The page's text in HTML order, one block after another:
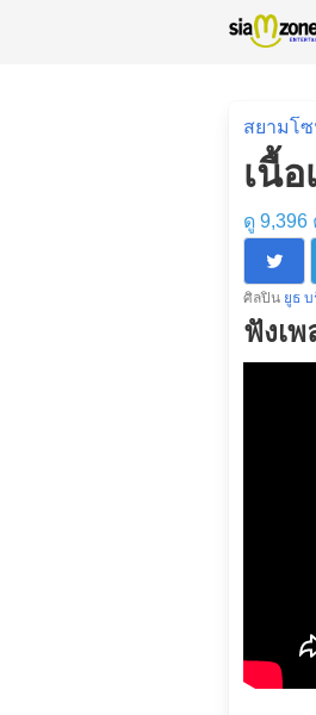
สยามโ
เนื้
ดู 9,396
ศิลปิน ยูธ บ
ฟังเพ